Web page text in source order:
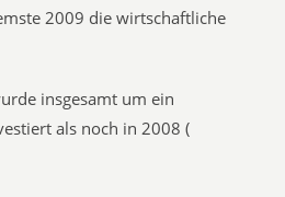
2009 die wirtschaftliche
insgesamt um ein
als noch in 2008 (